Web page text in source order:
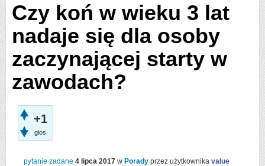
Czy koń w wieku 3 lat
nadaje się dla osoby
zaczynającej starty w
zawodach?
+1
głos
pytanie zadane 4 lipca 2017 w Porady przez użytkownika value